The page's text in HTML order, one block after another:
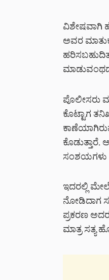
ವಿಶೇಷವಾಗಿ
ಅವರ
ಪೊಲೀಸರು
ಕೊಟ್ಟಾಗ
ಕೊಡುತ್ತಾರೆ.
ಸಂಶಯಗಳು
ಇದರಲ್ಲಿ
ನೋಡಿದಾಗ
ಪ್ರಕರಣ
ಮಾತ್ರ ಸತ್ಯ